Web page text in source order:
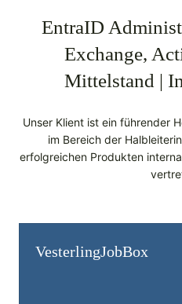
EntraID
Exchange,
Mittelstand |
Unser Klient ist ein führender
im Bereich der
erfolgreichen Produkten
Vesterling­JobBox